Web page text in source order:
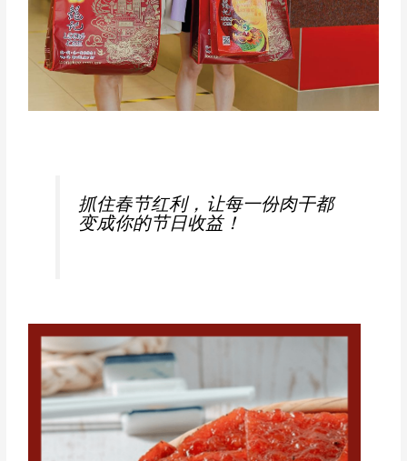
抓住春节红利，让每一份肉干都
变成你的节日收益！